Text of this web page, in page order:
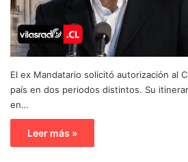
El ex Mandatario solicitó autorización al
país en dos periodos distintos. Su
en…
Leer más »